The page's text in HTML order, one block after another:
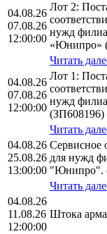
04.08.26
07.08.26
12:00:00
Лот 2:
нужд
«Юнипро»
Читать
04.08.26
07.08.26
12:00:00
Лот 1:
нужд
(ЗП608196)
Читать
04.08.26
25.08.26
13:00:00
Сервисное
для нужд
"Юнипро".
Читать
04.08.26
11.08.26
12:00:00
Штока